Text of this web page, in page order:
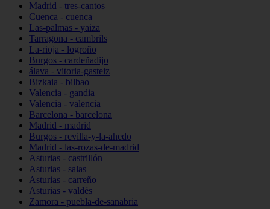
Madrid - tres-cantos
Cuenca - cuenca
Las-palmas - yaiza
Tarragona - cambrils
La-rioja - logroño
Burgos - cardeñadijo
álava - vitoria-gasteiz
Bizkaia - bilbao
Valencia - gandia
Valencia - valencia
Barcelona - barcelona
Madrid - madrid
Burgos - revilla-y-la-ahedo
Madrid - las-rozas-de-madrid
Asturias - castrillón
Asturias - salas
Asturias - carreño
Asturias - valdés
Zamora - puebla-de-sanabria